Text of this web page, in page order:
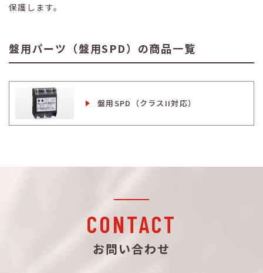
保護します。
盤用パーツ（盤用SPD）の商品一覧
盤用SPD（クラスII対応）
CONTACT
お問い合わせ